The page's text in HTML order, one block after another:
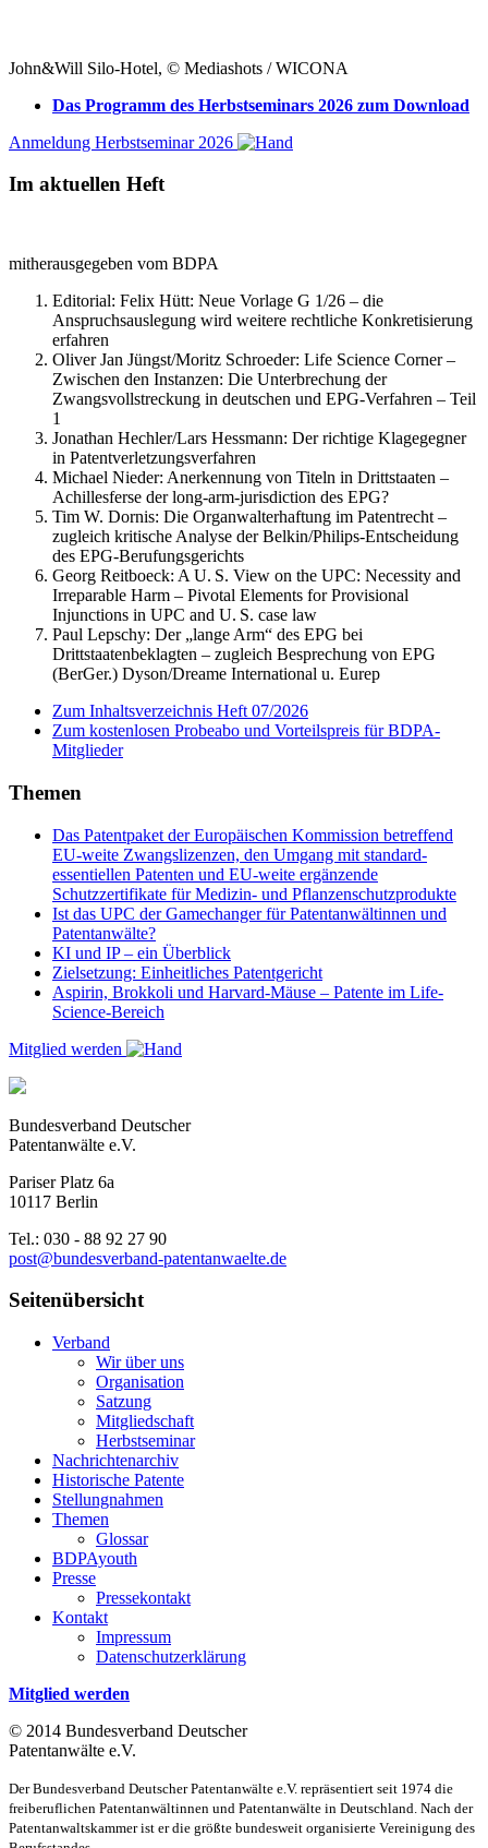
John&Will Silo-Hotel, © Mediashots / WICONA
Das Programm des Herbstseminars 2026 zum Download
Anmeldung Herbstseminar 2026
Im aktuellen Heft
mitherausgegeben vom BDPA
Editorial: Felix Hütt: Neue Vorlage G 1/26 – die
Anspruchsauslegung wird weitere rechtliche Konkretisierung
erfahren
Oliver Jan Jüngst/Moritz Schroeder: Life Science Corner –
Zwischen den Instanzen: Die Unterbrechung der
Zwangsvollstreckung in deutschen und EPG-Verfahren – Teil
1
Jonathan Hechler/Lars Hessmann: Der richtige Klagegegner
in Patentverletzungsverfahren
Michael Nieder: Anerkennung von Titeln in Drittstaaten –
Achillesferse der long-arm-jurisdiction des EPG?
Tim W. Dornis: Die Organwalterhaftung im Patentrecht –
zugleich kritische Analyse der Belkin/Philips-Entscheidung
des EPG-Berufungsgerichts
Georg Reitboeck: A U. S. View on the UPC: Necessity and
Irreparable Harm – Pivotal Elements for Provisional
Injunctions in UPC and U. S. case law
Paul Lepschy: Der „lange Arm“ des EPG bei
Drittstaatenbeklagten – zugleich Besprechung von EPG
(BerGer.) Dyson/Dreame International u. Eurep
Zum Inhaltsverzeichnis Heft 07/2026
Zum kostenlosen Probeabo und Vorteilspreis für BDPA-
Mitglieder
Themen
Das Patentpaket der Europäischen Kommission betreffend
EU-weite Zwangslizenzen, den Umgang mit standard-
essentiellen Patenten und EU-weite ergänzende
Schutzzertifikate für Medizin- und Pflanzenschutzprodukte
Ist das UPC der Gamechanger für Patentanwältinnen und
Patentanwälte?
KI und IP – ein Überblick
Zielsetzung: Einheitliches Patentgericht
Aspirin, Brokkoli und Harvard-Mäuse – Patente im Life-
Science-Bereich
Mitglied werden
Bundesverband Deutscher
Patentanwälte e.V.
Pariser Platz 6a
10117 Berlin
Tel.: 030 - 88 92 27 90
post@bundesverband-patentanwaelte.de
Seitenübersicht
Verband
Wir über uns
Organisation
Satzung
Mitgliedschaft
Herbstseminar
Nachrichtenarchiv
Historische Patente
Stellungnahmen
Themen
Glossar
BDPAyouth
Presse
Pressekontakt
Kontakt
Impressum
Datenschutzerklärung
Mitglied werden
© 2014 Bundesverband Deutscher
Patentanwälte e.V.
Der Bundesverband Deutscher Patentanwälte e.V. repräsentiert seit 1974 die
freiberuflichen Patentanwältinnen und Patentanwälte in Deutschland. Nach der
Patentanwaltskammer ist er die größte bundesweit organisierte Vereinigung des